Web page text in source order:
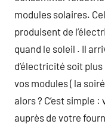
modules solaires.
produisent de
quand le soleil . Il
d’électricité soit
vos modules ( la
alors ? C’est simple
auprès de votre